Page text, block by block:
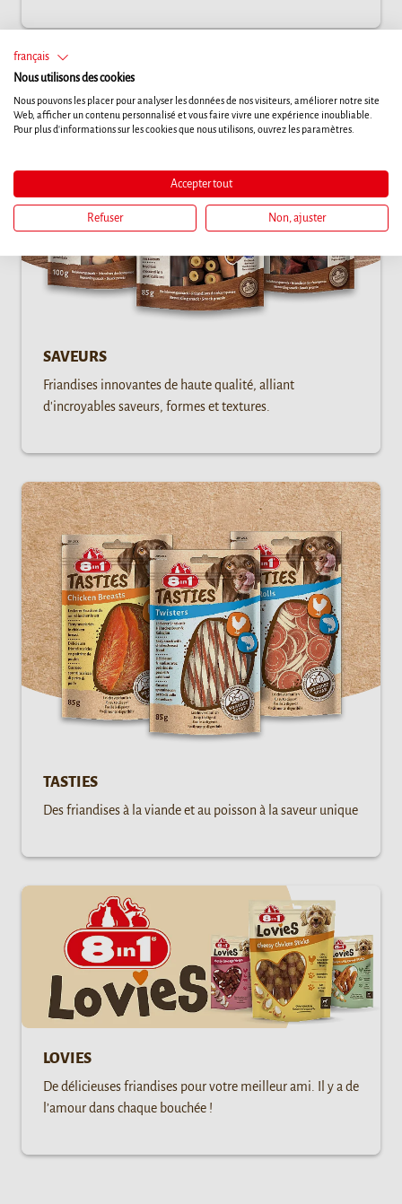
SAVEURS
Friandises innovantes de haute qualité, alliant
d'incroyables saveurs, formes et textures.
TASTIES
Des friandises à la viande et au poisson à la saveur unique
LOVIES
De délicieuses friandises pour votre meilleur ami. Il y a de
l’amour dans chaque bouchée !
français
Nous utilisons des cookies
Nous pouvons les placer pour analyser les données de nos visiteurs, améliorer notre site
Web, afficher un contenu personnalisé et vous faire vivre une expérience inoubliable.
Pour plus d'informations sur les cookies que nous utilisons, ouvrez les paramètres.
Accepter tout
Refuser Non, ajuster